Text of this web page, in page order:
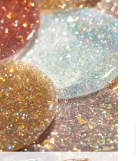
その他カラージェル